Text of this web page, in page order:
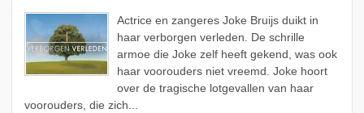
Actrice en zangeres Joke Bruijs duikt in
haar verborgen verleden. De schrille
armoe die Joke zelf heeft gekend, was ook
haar voorouders niet vreemd. Joke hoort
over de tragische lotgevallen van haar
voorouders, die zich...